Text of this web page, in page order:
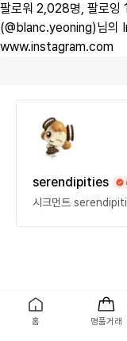
팔로워 2,028명, 팔로잉
(@blanc.yeoning)님의
www.instagram.com
serendipities
시크먼트
목록
홈 명품거래